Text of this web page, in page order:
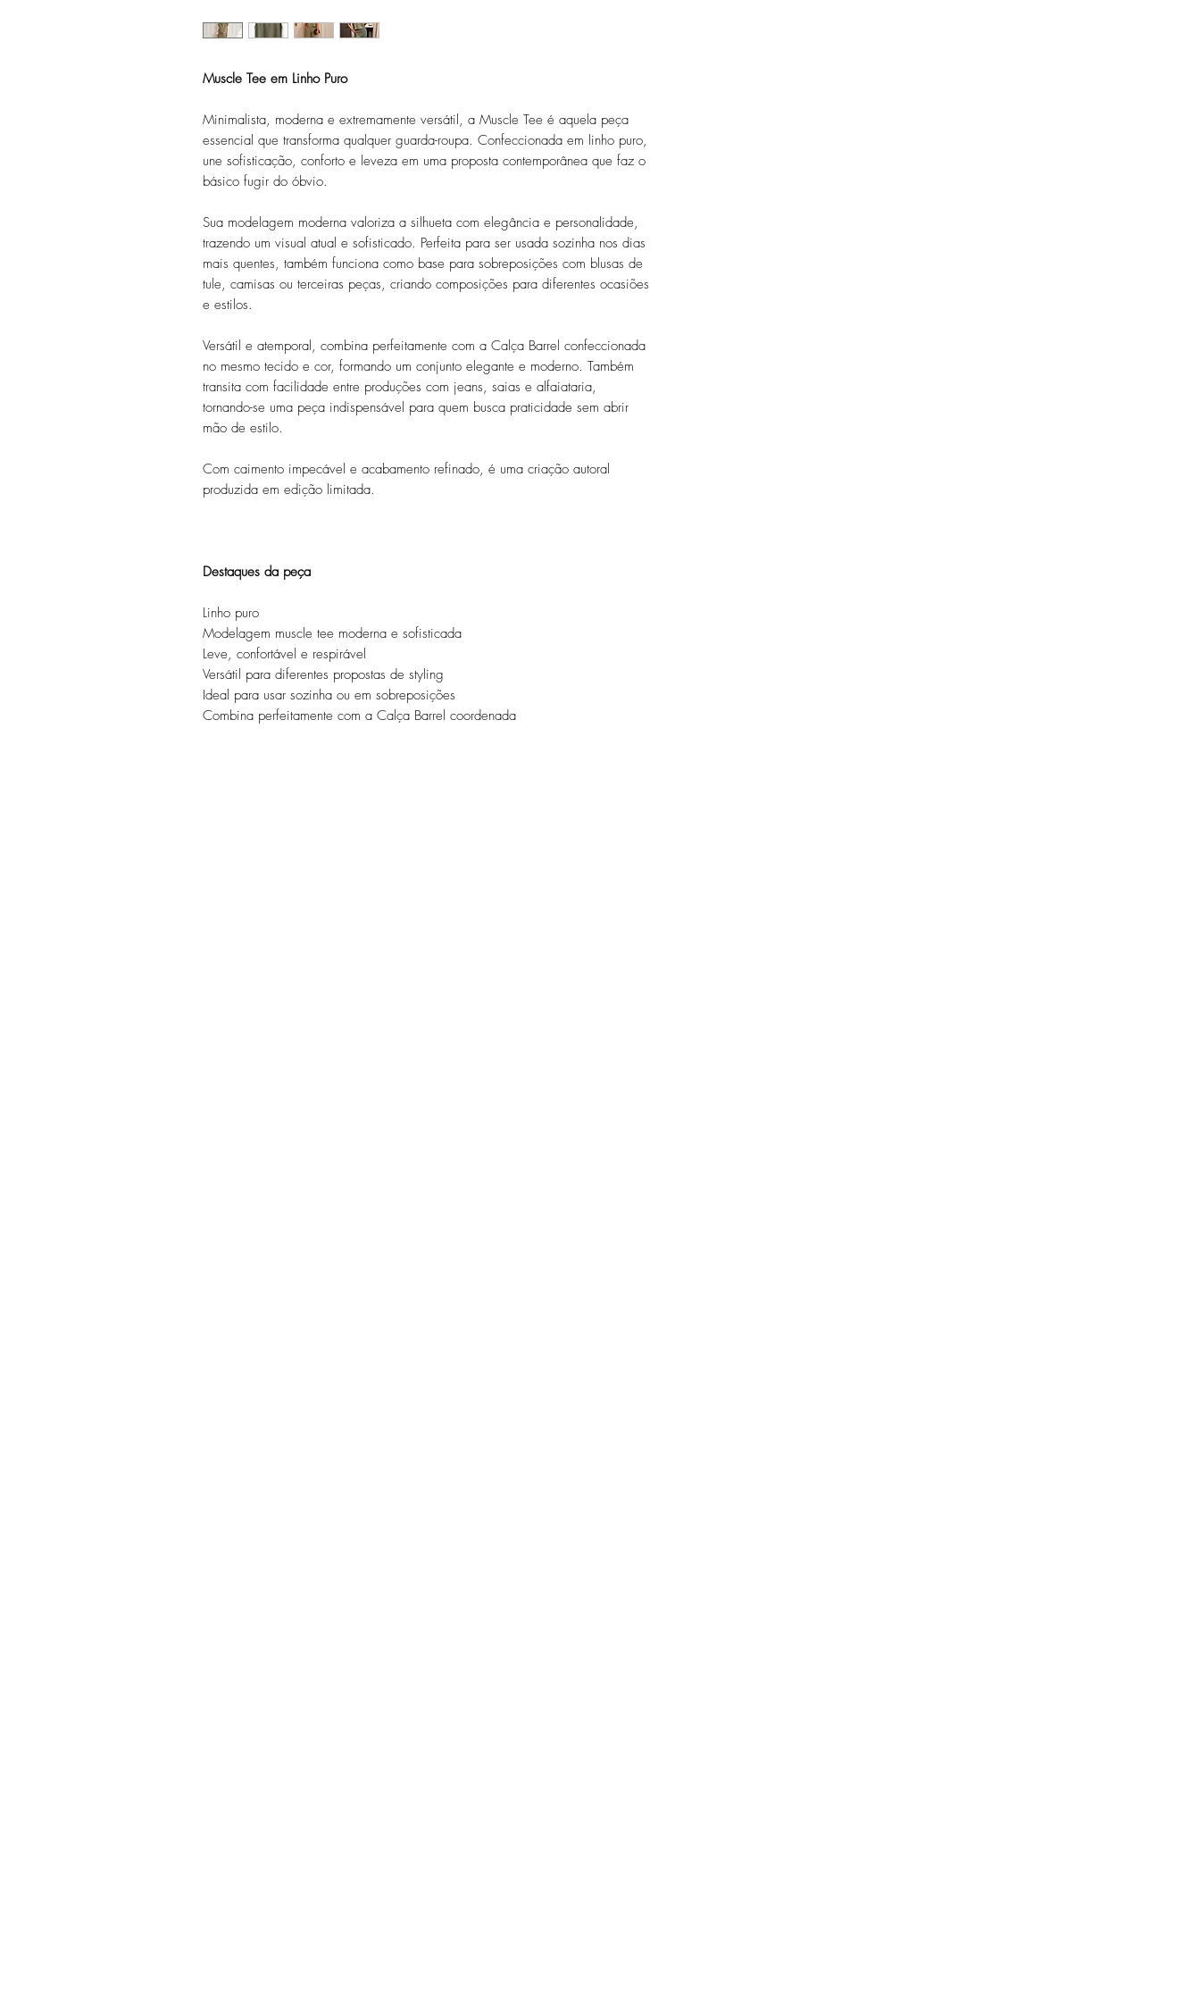
Muscle Tee em Linho Puro
Minimalista, moderna e extremamente versátil, a Muscle Tee é aquela peça
essencial que transforma qualquer guarda-roupa. Confeccionada em linho puro,
une sofisticação, conforto e leveza em uma proposta contemporânea que faz o
básico fugir do óbvio.
Sua modelagem moderna valoriza a silhueta com elegância e personalidade,
trazendo um visual atual e sofisticado. Perfeita para ser usada sozinha nos dias
mais quentes, também funciona como base para sobreposições com blusas de
tule, camisas ou terceiras peças, criando composições para diferentes ocasiões
e estilos.
Versátil e atemporal, combina perfeitamente com a Calça Barrel confeccionada
no mesmo tecido e cor, formando um conjunto elegante e moderno. Também
transita com facilidade entre produções com jeans, saias e alfaiataria,
tornando-se uma peça indispensável para quem busca praticidade sem abrir
mão de estilo.
Com caimento impecável e acabamento refinado, é uma criação autoral
produzida em edição limitada.
Destaques da peça
Linho puro
Modelagem muscle tee moderna e sofisticada
Leve, confortável e respirável
Versátil para diferentes propostas de styling
Ideal para usar sozinha ou em sobreposições
Combina perfeitamente com a Calça Barrel coordenada